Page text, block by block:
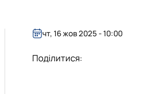
чт, 16 жов 2025 - 10:00
Поділитися: